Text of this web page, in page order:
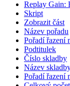
Replay Gain:
Skript
Zobrazit část
Název pořadu
Pořadí řazení
Podtitulek
Číslo skladby
Název
Pořadí řazení